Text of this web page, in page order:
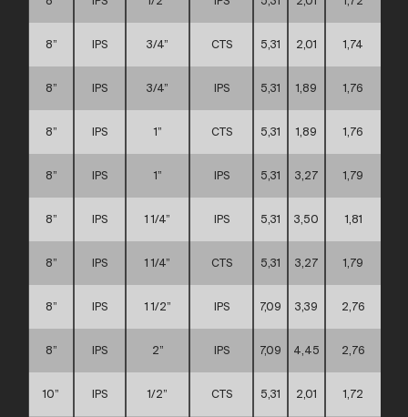
8” IPS 3/4” CTS 5,31 2,01 1,74
8” IPS 3/4” IPS 5,31 1,89 1,76
8” IPS 1” CTS 5,31 1,89 1,76
8” IPS 1” IPS 5,31 3,27 1,79
8” IPS 1 1/4” IPS 5,31 3,50 1,81
8” IPS 1 1/4” CTS 5,31 3,27 1,79
8” IPS 1 1/2” IPS 7,09 3,39 2,76
8” IPS 2” IPS 7,09 4,45 2,76
10” IPS 1/2” CTS 5,31 2,01 1,72